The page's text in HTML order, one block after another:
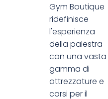
Gym Boutique
ridefinisce
l'esperienza
della palestra
con una vasta
gamma di
attrezzature e
corsi per il